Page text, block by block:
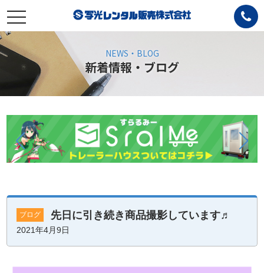
toggle
navigation
NEWS・BLOG
新着情報・ブログ
ブログ 先日に引き続き商品撮影しています♬
2021年4月9日